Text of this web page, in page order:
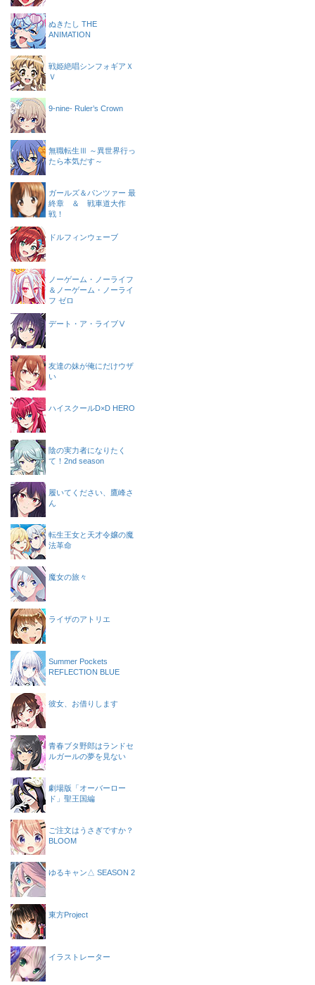
ぬきたし THE
ANIMATION
戦姫絶唱シンフォギアＸ
Ｖ
9-nine- Ruler’s Crown
無職転生Ⅲ ～異世界行っ
たら本気だす～
ガールズ＆パンツァー 最
終章 ＆ 戦車道大作
戦！
ドルフィンウェーブ
ノーゲーム・ノーライフ
＆ノーゲーム・ノーライ
フ ゼロ
デート・ア・ライブⅤ
友達の妹が俺にだけウザ
い
ハイスクールD×D HERO
陰の実力者になりたく
て！2nd season
履いてください、鷹峰さ
ん
転生王女と天才令嬢の魔
法革命
魔女の旅々
ライザのアトリエ
Summer Pockets
REFLECTION BLUE
彼女、お借りします
青春ブタ野郎はランドセ
ルガールの夢を見ない
劇場版「オーバーロー
ド」聖王国編
ご注文はうさぎですか？
BLOOM
ゆるキャン△ SEASON 2
東方Project
イラストレーター